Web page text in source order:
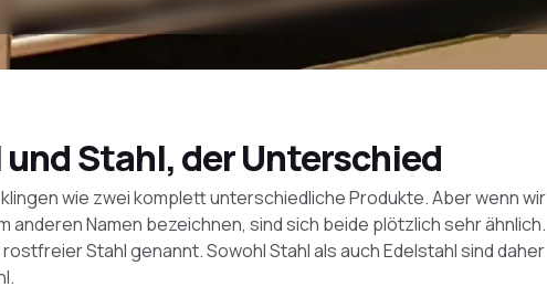
Stahl, der Unterschied
wie zwei komplett unterschiedliche Produkte. Aber wenn wir
anderen Namen bezeichnen, sind sich beide plötzlich sehr ähnlich.
Stahl genannt. Sowohl Stahl als auch Edelstahl sind daher